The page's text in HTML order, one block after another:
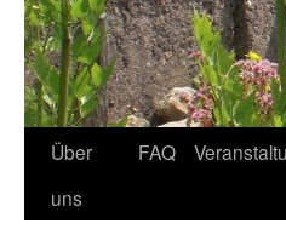
Skip
Über
uns
FAQ